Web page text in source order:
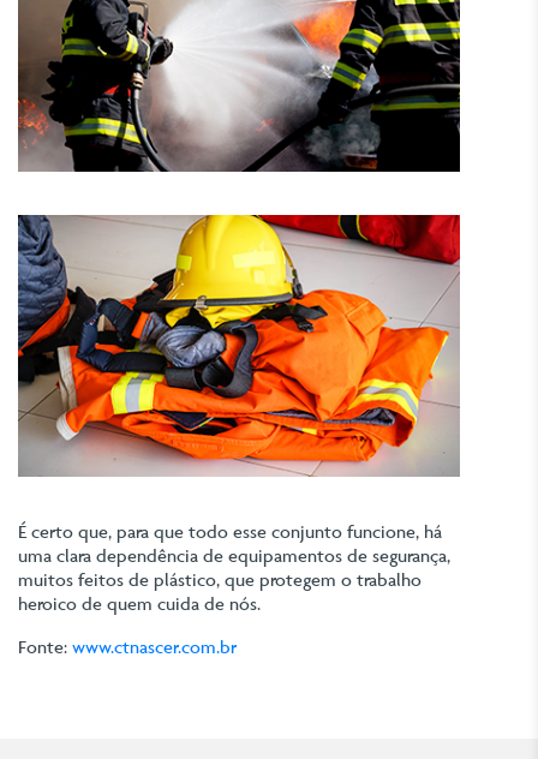
É certo que, para que todo esse conjunto funcione, há
uma clara dependência de equipamentos de segurança,
muitos feitos de plástico, que protegem o trabalho
heroico de quem cuida de nós.
Fonte: www.ctnascer.com.br